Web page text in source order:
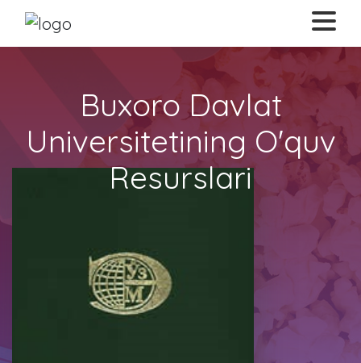
Buxoro Davlat
Universitetining O'quv
Resurslari